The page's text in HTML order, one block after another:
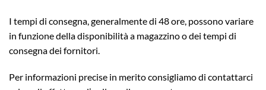
I tempi di consegna, generalmente di 48 ore, possono variare
in funzione della disponibilità a magazzino o dei tempi di
consegna dei fornitori.
Per informazioni precise in merito consigliamo di contattarci